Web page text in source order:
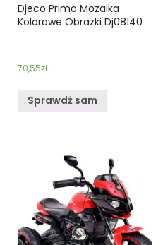
Djeco Primo Mozaika
Kolorowe Obrazki Dj08140
70,55zł
Sprawdź sam